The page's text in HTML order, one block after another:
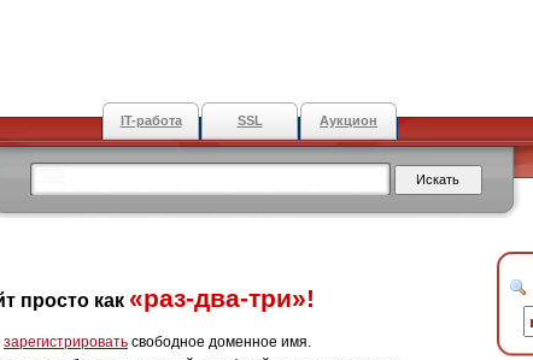
IT-работа SSL Аукцион
просто как «раз-два-три»!
зарегистрировать свободное доменное имя.